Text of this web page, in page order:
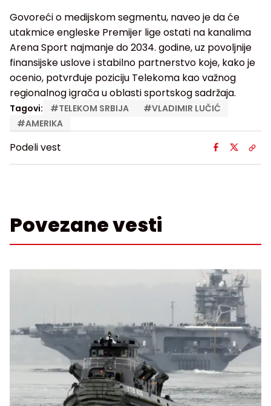
Govoreći o medijskom segmentu, naveo je da će
utakmice engleske Premijer lige ostati na kanalima
Arena Sport najmanje do 2034. godine, uz povoljnije
finansijske uslove i stabilno partnerstvo koje, kako je
ocenio, potvrđuje poziciju Telekoma kao važnog
regionalnog igrača u oblasti sportskog sadržaja.
Tagovi: #TELEKOM SRBIJA #VLADIMIR LUČIĆ
#AMERIKA
Podeli vest
Povezane vesti